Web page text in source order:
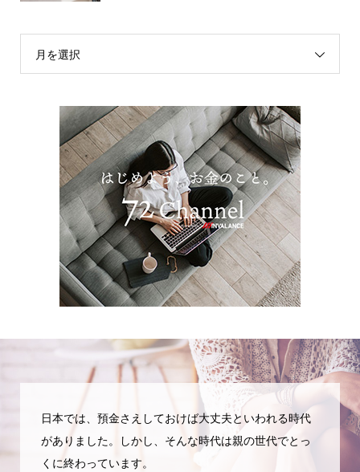
月を選択
日本では、預金さえしておけば大丈夫といわれる時代
がありました。しかし、そんな時代は親の世代でとっ
くに終わっています。